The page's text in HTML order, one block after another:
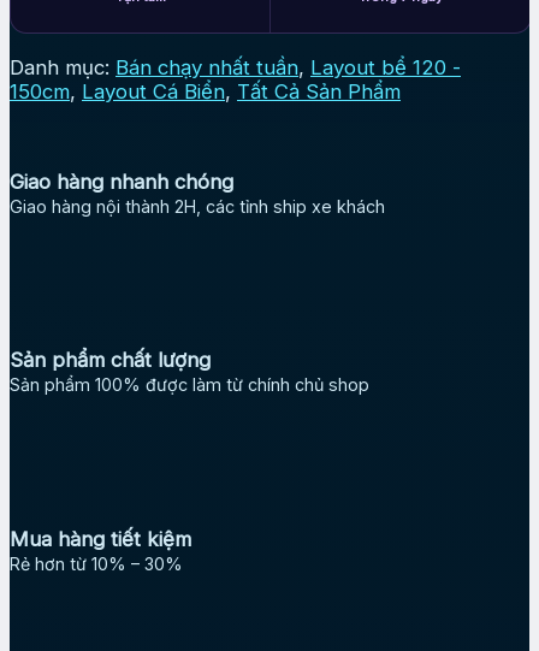
Danh mục: Bán chạy nhất tuần, Layout bể 120 -
150cm, Layout Cá Biển, Tất Cả Sản Phẩm
Giao hàng nhanh chóng
Giao hàng nội thành 2H, các tỉnh ship xe khách
Sản phẩm chất lượng
Sản phẩm 100% được làm từ chính chủ shop
Mua hàng tiết kiệm
Rẻ hơn từ 10% – 30%